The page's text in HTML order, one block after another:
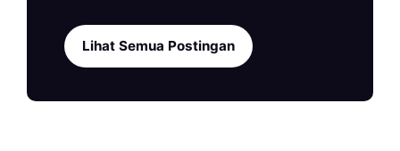
Lihat Semua Postingan